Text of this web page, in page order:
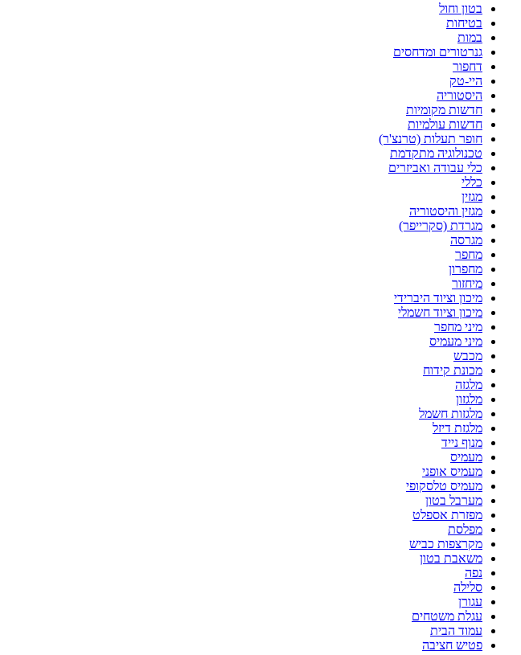
בטון וחול
בטיחות
במות
גנרטורים ומדחסים
דחפור
היי-טק
היסטוריה
חדשות מקומיות
חדשות עולמיות
חופר תעלות (טרנצ'ר)
טכנולוגיה מתקדמת
כלי עבודה ואביזרים
כללי
מגזין
מגזין והיסטוריה
מגרדת (סקרייפר)
מגרסה
מחפר
מחפרון
מיחזור
מיכון וציוד היברידי
מיכון וציוד חשמלי
מיני מחפר
מיני מעמיס
מכבש
מכונת קידוח
מלגזה
מלגזון
מלגזות חשמל
מלגזת דיזל
מנוף נייד
מעמיס
מעמיס אופני
מעמיס טלסקופי
מערבל בטון
מפזרת אספלט
מפלסת
מקרצפות כביש
משאבת בטון
נפה
סלילה
עגורן
עגלת משטחים
עמוד הבית
פטיש חציבה